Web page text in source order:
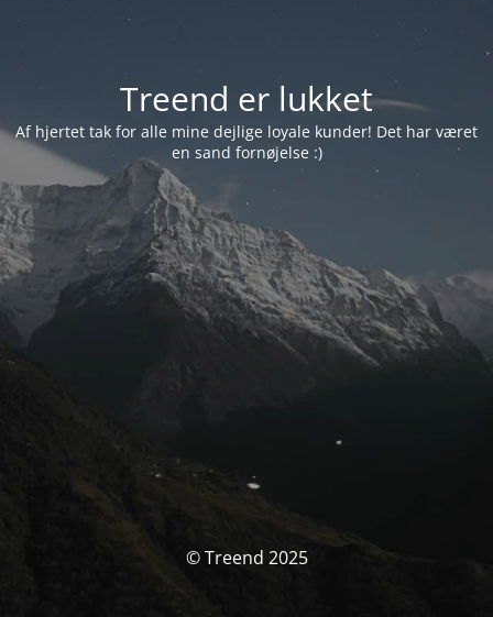
Treend er lukket
Af hjertet tak for alle mine dejlige loyale kunder! Det har været
en sand fornøjelse :)
© Treend 2025